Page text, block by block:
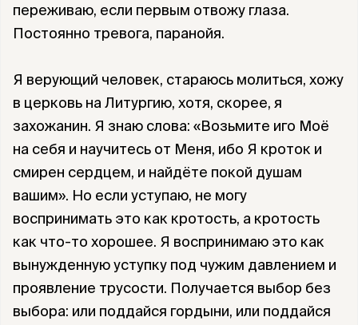
переживаю, если первым отвожу глаза.
Постоянно тревога, паранойя.
Я верующий человек, стараюсь молиться, хожу
в церковь на Литургию, хотя, скорее, я
захожанин. Я знаю слова: «Возьмите иго Моё
на себя и научитесь от Меня, ибо Я кроток и
смирен сердцем, и найдёте покой душам
вашим». Но если уступаю, не могу
воспринимать это как кротость, а кротость
как что-то хорошее. Я воспринимаю это как
вынужденную уступку под чужим давлением и
проявление трусости. Получается выбор без
выбора: или поддайся гордыни, или поддайся